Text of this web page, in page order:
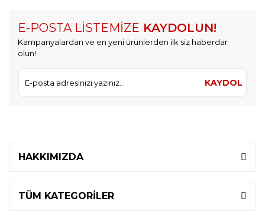
E-POSTA LİSTEMİZE KAYDOLUN!
Kampanyalardan ve en yeni ürünlerden ilk siz haberdar
olun!
KAYDOL
HAKKIMIZDA
TÜM KATEGORİLER